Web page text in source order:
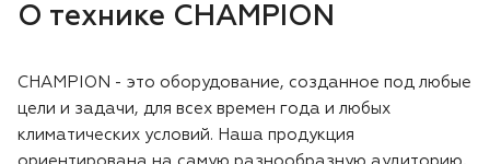
О технике CHAMPION
CHAMPION - это оборудование, созданное под любые
цели и задачи, для всех времен года и любых
климатических условий. Наша продукция